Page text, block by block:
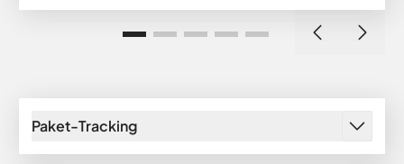
Paket-Tracking